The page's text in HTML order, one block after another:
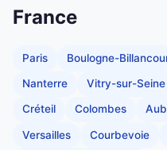
France
Paris Boulogne-
Nanterre Vitry-sur-Seine
Créteil Colombes
Versailles Courbevoie